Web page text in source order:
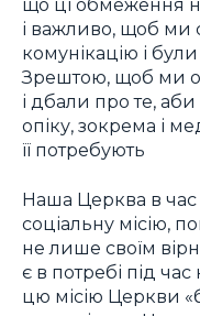
що ці обмеження
і важливо, щоб ми
комунікацію і
Зрештою, щоб ми
і дбали про те,
опіку, зокрема і
її потребують
Наша Церква в час
соціальну місію,
не лише своїм
є в потребі під час
цю місію Церкви